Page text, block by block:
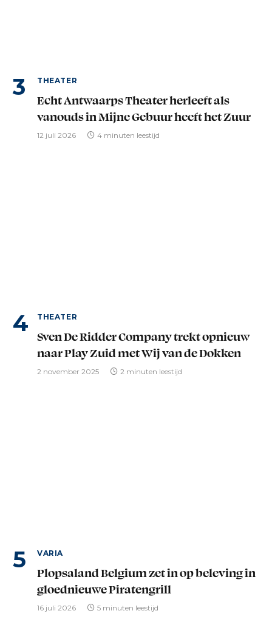
THEATER
Echt Antwaarps Theater herleeft als
vanouds in Mijne Gebuur heeft het Zuur
12 juli 2026 4 minuten leestijd
THEATER
Sven De Ridder Company trekt opnieuw
naar Play Zuid met Wij van de Dokken
2 november 2025 2 minuten leestijd
VARIA
Plopsaland Belgium zet in op beleving in
gloednieuwe Piratengrill
16 juli 2026 5 minuten leestijd